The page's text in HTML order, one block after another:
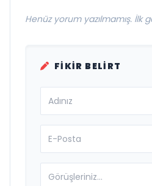
Henüz yorum yazılmamış. İlk
FIKIR BELIRT